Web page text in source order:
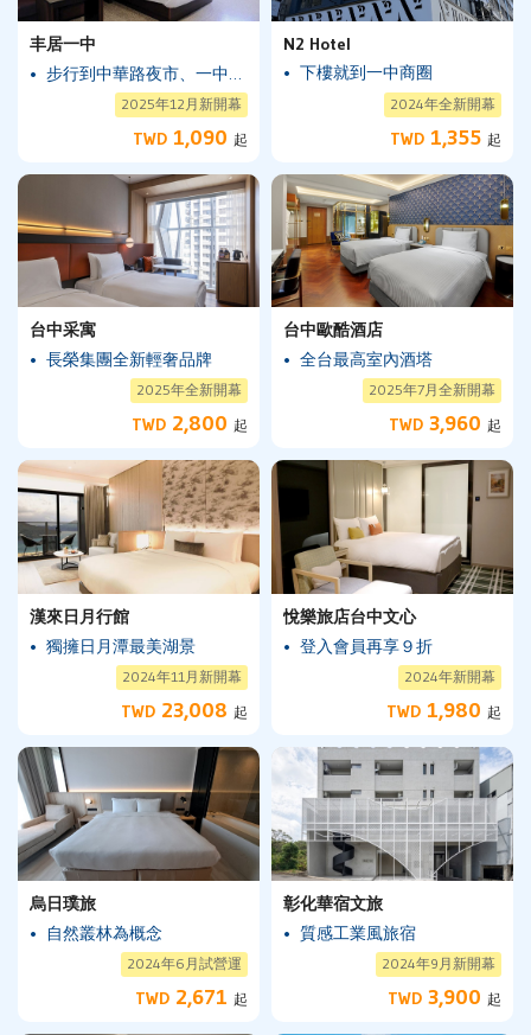
丰居一中
步行到中華路夜市、一中商圈
2025年12月新開幕
TWD 1,090 起
N2 Hotel
下樓就到一中商圈
2024年全新開幕
TWD 1,355 起
台中采寓
長榮集團全新輕奢品牌
2025年全新開幕
TWD 2,800 起
台中歐酷酒店
全台最高室內酒塔
2025年7月全新開幕
TWD 3,960 起
漢來日月行館
獨擁日月潭最美湖景
2024年11月新開幕
TWD 23,008 起
悅樂旅店台中文心
登入會員再享９折
2024年新開幕
TWD 1,980 起
烏日璞旅
自然叢林為概念
2024年6月試營運
TWD 2,671 起
彰化華宿文旅
質感工業風旅宿
2024年9月新開幕
TWD 3,900 起